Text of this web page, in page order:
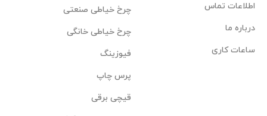
اطلاعات تماس
درباره ما
ساعات کاری
چرخ خیاطی صنعتی
چرخ خیاطی خانگی
فیوزینگ
پرس چاپ
قیچی برقی